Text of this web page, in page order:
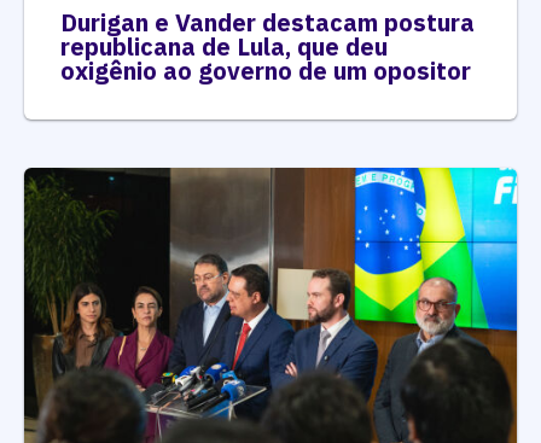
Durigan e Vander destacam postura
republicana de Lula, que deu
oxigênio ao governo de um opositor